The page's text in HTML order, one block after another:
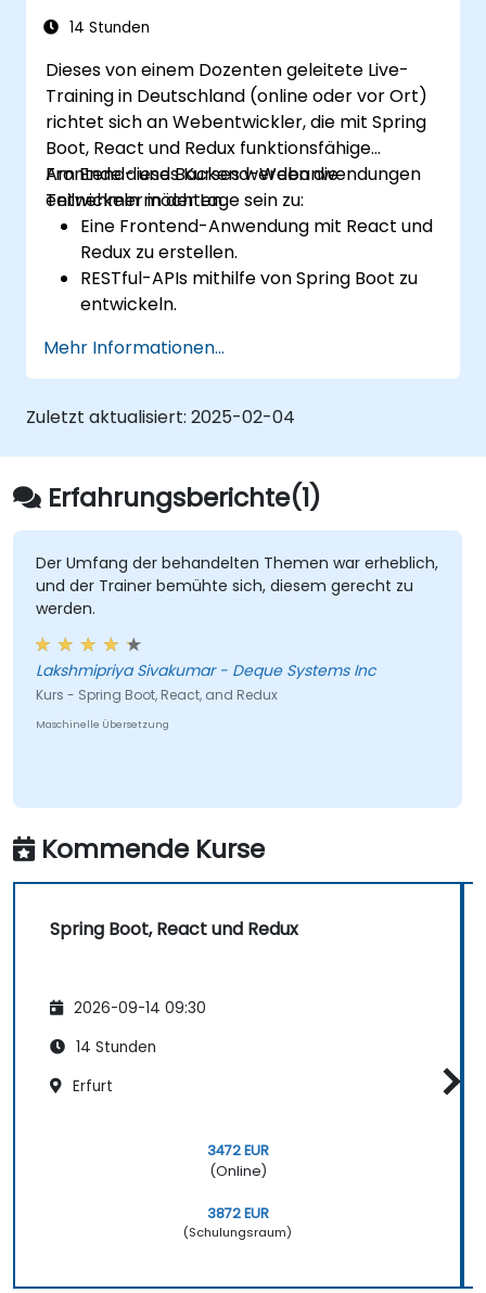
14 Stunden
Dieses von einem Dozenten geleitete Live-
Training in Deutschland (online oder vor Ort)
richtet sich an Webentwickler, die mit Spring
Boot, React und Redux funktionsfähige
Frontend- und Backend-Webanwendungen
entwickeln möchten.
Am Ende dieses Kurses werden die
Teilnehmer in der Lage sein zu:
Eine Frontend-Anwendung mit React und
Redux zu erstellen.
RESTful-APIs mithilfe von Spring Boot zu
entwickeln.
Security sowie JWT-Tokens abzusichern.
Mehr Informationen...
Zuletzt aktualisiert: 2025-02-04
Erfahrungsberichte(1)
Der Umfang der behandelten Themen war erheblich,
und der Trainer bemühte sich, diesem gerecht zu
werden.
Lakshmipriya Sivakumar - Deque Systems Inc
Kurs - Spring Boot, React, and Redux
Maschinelle Übersetzung
Kommende Kurse
Spring Boot, React und Redux
2026-09-14 09:30
14 Stunden
Erfurt
3472 EUR
(Online)
3872 EUR
(Schulungsraum)